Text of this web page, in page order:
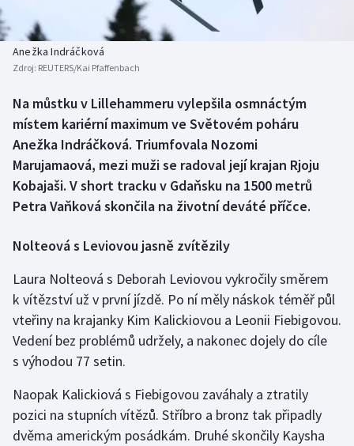
Biatlon
Box
Curling
Dostihy
Florbal
Futsal
Golf
Gymnastika
Házená
Jezdectví
Historické návraty
Aplikace ČT sport
Anežka Indráčková
Zdroj: REUTERS/Kai Pfaffenbach
Na můstku v Lillehammeru vylepšila osmnáctým
místem kariérní maximum ve Světovém poháru
Anežka Indráčková. Triumfovala Nozomi
Marujamaová, mezi muži se radoval její krajan Rjoju
Kobajaši. V short tracku v Gdaňsku na 1500 metrů
Petra Vaňková skončila na životní deváté příčce.
Nolteová s Leviovou jasně zvítězily
Laura Nolteová s Deborah Leviovou vykročily směrem
k vítězství už v první jízdě. Po ní měly náskok téměř půl
vteřiny na krajanky Kim Kalickiovou a Leonii Fiebigovou.
Vedení bez problémů udržely, a nakonec dojely do cíle
s výhodou 77 setin.
Naopak Kalickiová s Fiebigovou zaváhaly a ztratily
pozici na stupních vítězů. Stříbro a bronz tak připadly
dvěma americkým posádkám. Druhé skončily Kaysha